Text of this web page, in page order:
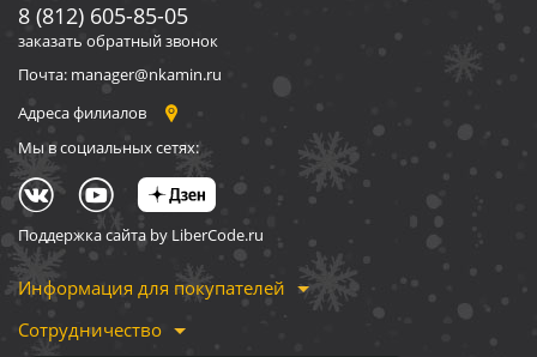
8 (812) 605-85-05
заказать обратный звонок
Почта: manager@nkamin.ru
Адреса филиалов
Мы в социальных сетях:
Поддержка сайта by LiberCode.ru
Информация для покупателей
Сотрудничество